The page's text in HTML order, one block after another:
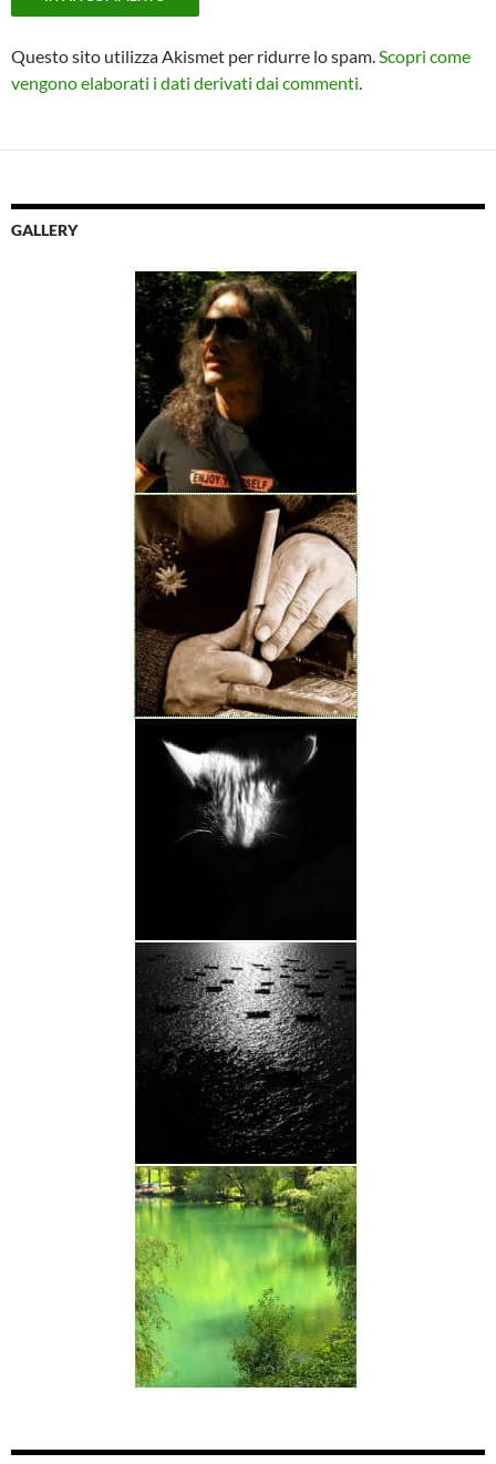
Questo sito utilizza Akismet per ridurre lo spam. Scopri come
vengono elaborati i dati derivati dai commenti
GALLERY